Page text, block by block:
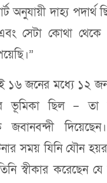
অনুযায়ী দাহ্য পদার্থ
সেটা কোথা থেকে
১৬ জনের মধ্যে ১২
ভূমিকা ছিল – তা
জবানবন্দী
সময় যিনি যৌন
স্বীকার করেছেন